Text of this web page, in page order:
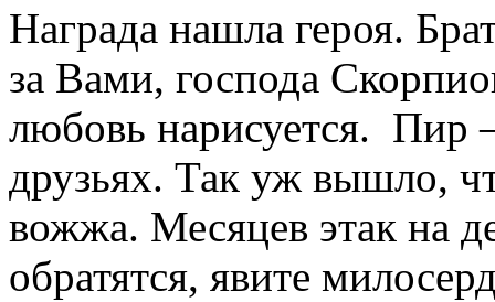
Награда нашла героя.
за Вами, господа
любовь нарисуется. Пир
друзьях. Так уж вышло,
вожжа. Месяцев этак на
обратятся, явите